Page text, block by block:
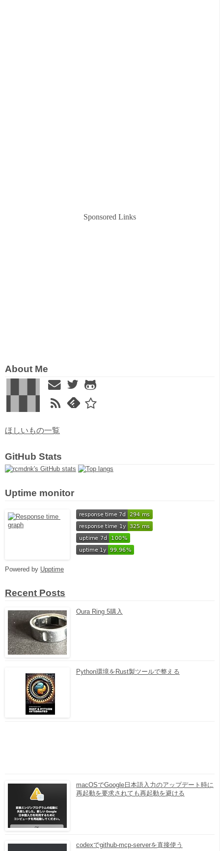
Sponsored Links
About Me
ほしいもの一覧
GitHub Stats
Uptime monitor
Powered by Upptime
Recent Posts
Oura Ring 5購入
Python環境をRust製ツールで整える
macOSでGoogle日本語入力のアップデート時に
再起動を要求されても再起動を避ける
codexでgithub-mcp-serverを直接使う